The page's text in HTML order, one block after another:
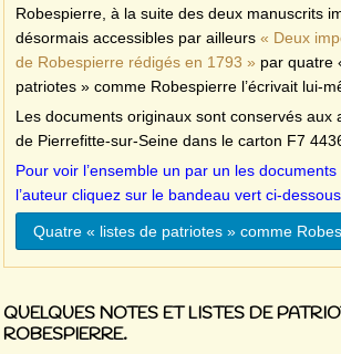
Robespierre, à la suite des deux manuscrits
désormais accessibles par ailleurs « Deux
de Robespierre rédigés en 1793 » par quatre
patriotes » comme Robespierre l’écrivait lui-
Les documents originaux sont conservés aux
de Pierrefitte-sur-Seine dans le carton F7
Pour voir l’ensemble un par un les
l’auteur cliquez sur le bandeau vert ci-dessous.
Quatre « listes de patriotes » comme
QUELQUES NOTES ET LISTES DE
ROBESPIERRE.